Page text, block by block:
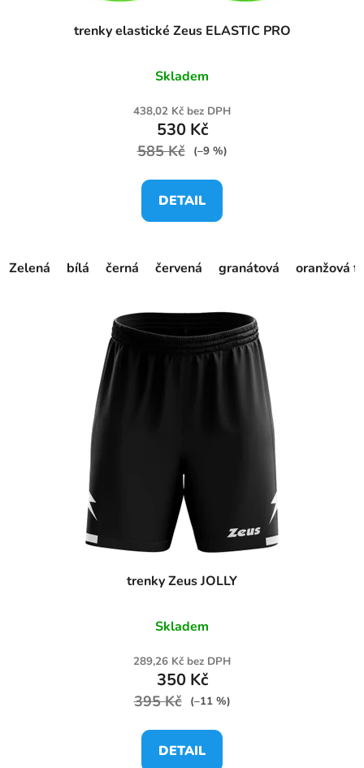
trenky elastické Zeus ELASTIC PRO
Skladem
438,02 Kč bez DPH
530 Kč
585 Kč (–9 %)
DETAIL
Zelená bílá černá červená granátová oranžová
trenky Zeus JOLLY
Skladem
289,26 Kč bez DPH
350 Kč
395 Kč (–11 %)
DETAIL